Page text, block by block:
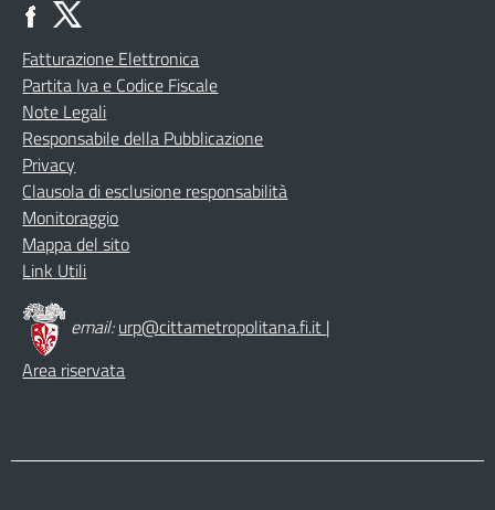
Fatturazione Elettronica
Partita Iva e Codice Fiscale
Note Legali
Responsabile della Pubblicazione
Privacy
Clausola di esclusione responsabilità
Monitoraggio
Mappa del sito
Link Utili
email:urp@cittametropolitana.fi.it |
Area riservata